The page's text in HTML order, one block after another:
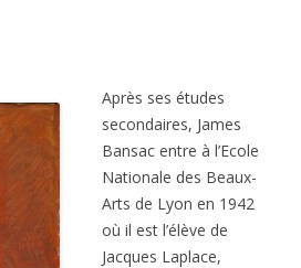
Après ses études
secondaires, James
Bansac entre à l’Ecole
Nationale des Beaux-
Arts de Lyon en 1942
où il est l’élève de
Jacques Laplace,